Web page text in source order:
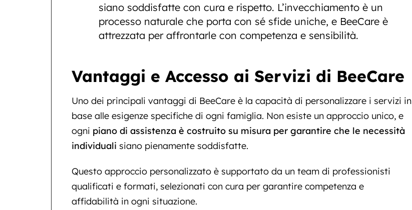
siano soddisfatte con cura e rispetto. L’invecchiamento è un
processo naturale che porta con sé sfide uniche, e BeeCare è
attrezzata per affrontarle con competenza e sensibilità.
Vantaggi e Accesso ai Servizi di BeeCare
Uno dei principali vantaggi di BeeCare è la capacità di personalizzare i servizi in
base alle esigenze specifiche di ogni famiglia. Non esiste un approccio unico, e
ogni piano di assistenza è costruito su misura per garantire che le necessità
individuali siano pienamente soddisfatte.
Questo approccio personalizzato è supportato da un team di professionisti
qualificati e formati, selezionati con cura per garantire competenza e
affidabilità in ogni situazione.